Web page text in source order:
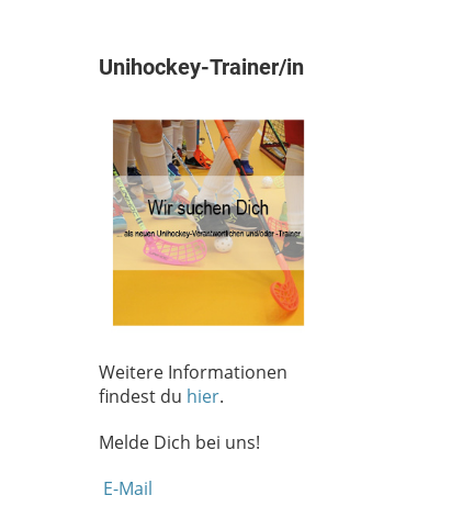
Unihockey-Trainer/in
Weitere Informationen
findest du hier.
Melde Dich bei uns!
E-Mail